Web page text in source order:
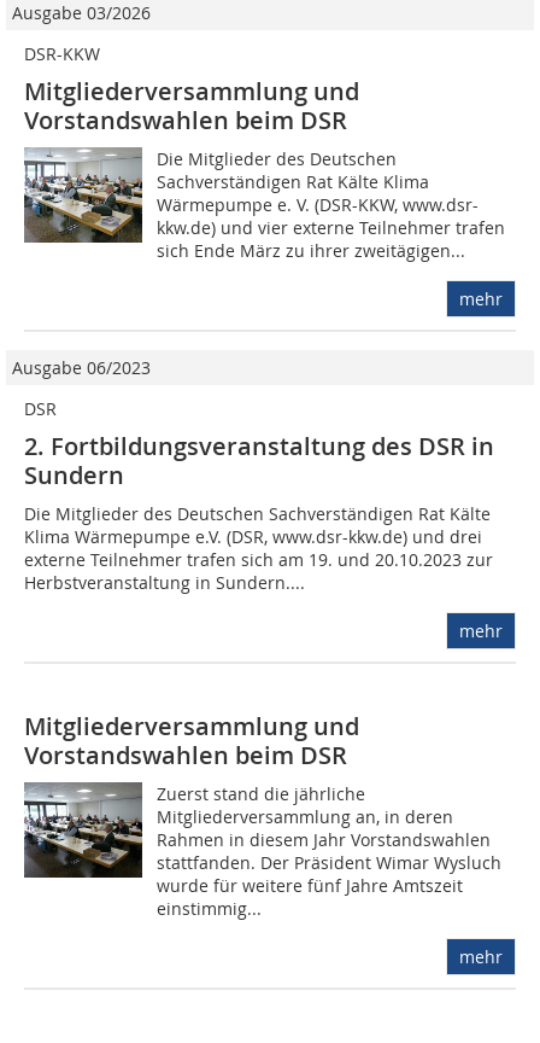
Ausgabe 03/2026
DSR-KKW
Mitgliederversammlung und
Vorstandswahlen beim DSR
Die Mitglieder des Deutschen
Sachverständigen Rat Kälte Klima
Wärmepumpe e. V. (DSR-KKW, www.dsr-
kkw.de) und vier externe Teilnehmer trafen
sich Ende März zu ihrer zweitägigen...
mehr
Ausgabe 06/2023
DSR
2. Fortbildungs­veranstaltung des DSR in
Sundern
Die Mitglieder des Deutschen Sachverständigen Rat Kälte
Klima Wärmepumpe e.V. (DSR, www.dsr-kkw.de) und drei
externe Teilnehmer trafen sich am 19. und 20.10.2023 zur
Herbstveranstaltung in Sundern....
mehr
Mitgliederversammlung und
Vorstandswahlen beim DSR
Zuerst stand die jährliche
Mitgliederversammlung an, in deren
Rahmen in diesem Jahr Vorstandswahlen
stattfanden. Der Präsident Wimar Wysluch
wurde für weitere fünf Jahre Amtszeit
einstimmig...
mehr